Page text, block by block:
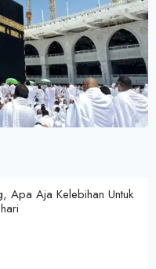
Apa Aja Kelebihan Untuk